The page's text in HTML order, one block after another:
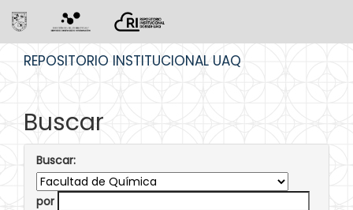
REPOSITORIO INSTITUCIONAL UAQ
Buscar
Buscar:
por